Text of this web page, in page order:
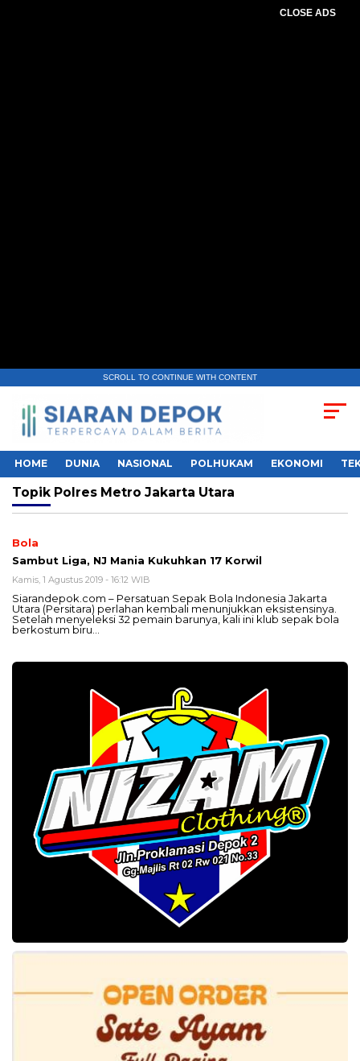
CLOSE ADS
SCROLL TO CONTINUE WITH CONTENT
HOME DUNIA NASIONAL POLHUKAM EKONOMI
Topik Polres Metro Jakarta Utara
Bola
Sambut Liga, NJ Mania Kukuhkan 17 Korwil
Kamis, 1 Agustus 2019 - 16:12 WIB
Siarandepok.com – Persatuan Sepak Bola Indonesia Jakarta
Utara (Persitara) perlahan kembali menunjukkan eksistensinya.
Setelah menyeleksi 32 pemain barunya, kali ini klub sepak bola
berkostum biru…